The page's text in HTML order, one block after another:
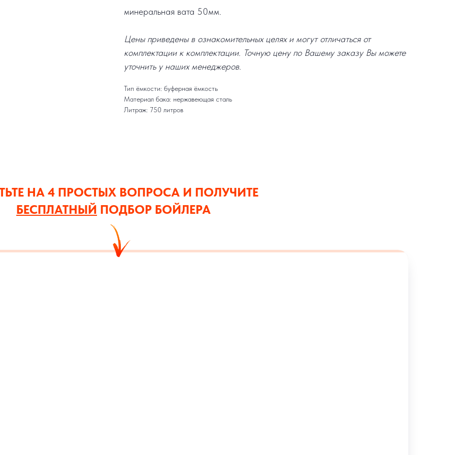
минеральная вата 50мм.
Цены приведены в ознакомительных целях и могут отличаться от
комплектации к комплектации. Точную цену по Вашему заказу Вы можете
уточнить у наших менеджеров.
Тип ёмкости: буферная ёмкость
Материал бака: нержавеющая сталь
Литраж: 750 литров
НА 4 ПРОСТЫХ ВОПРОСА И ПОЛУЧИТЕ
БЕСПЛАТНЫЙ ПОДБОР БОЙЛЕРА